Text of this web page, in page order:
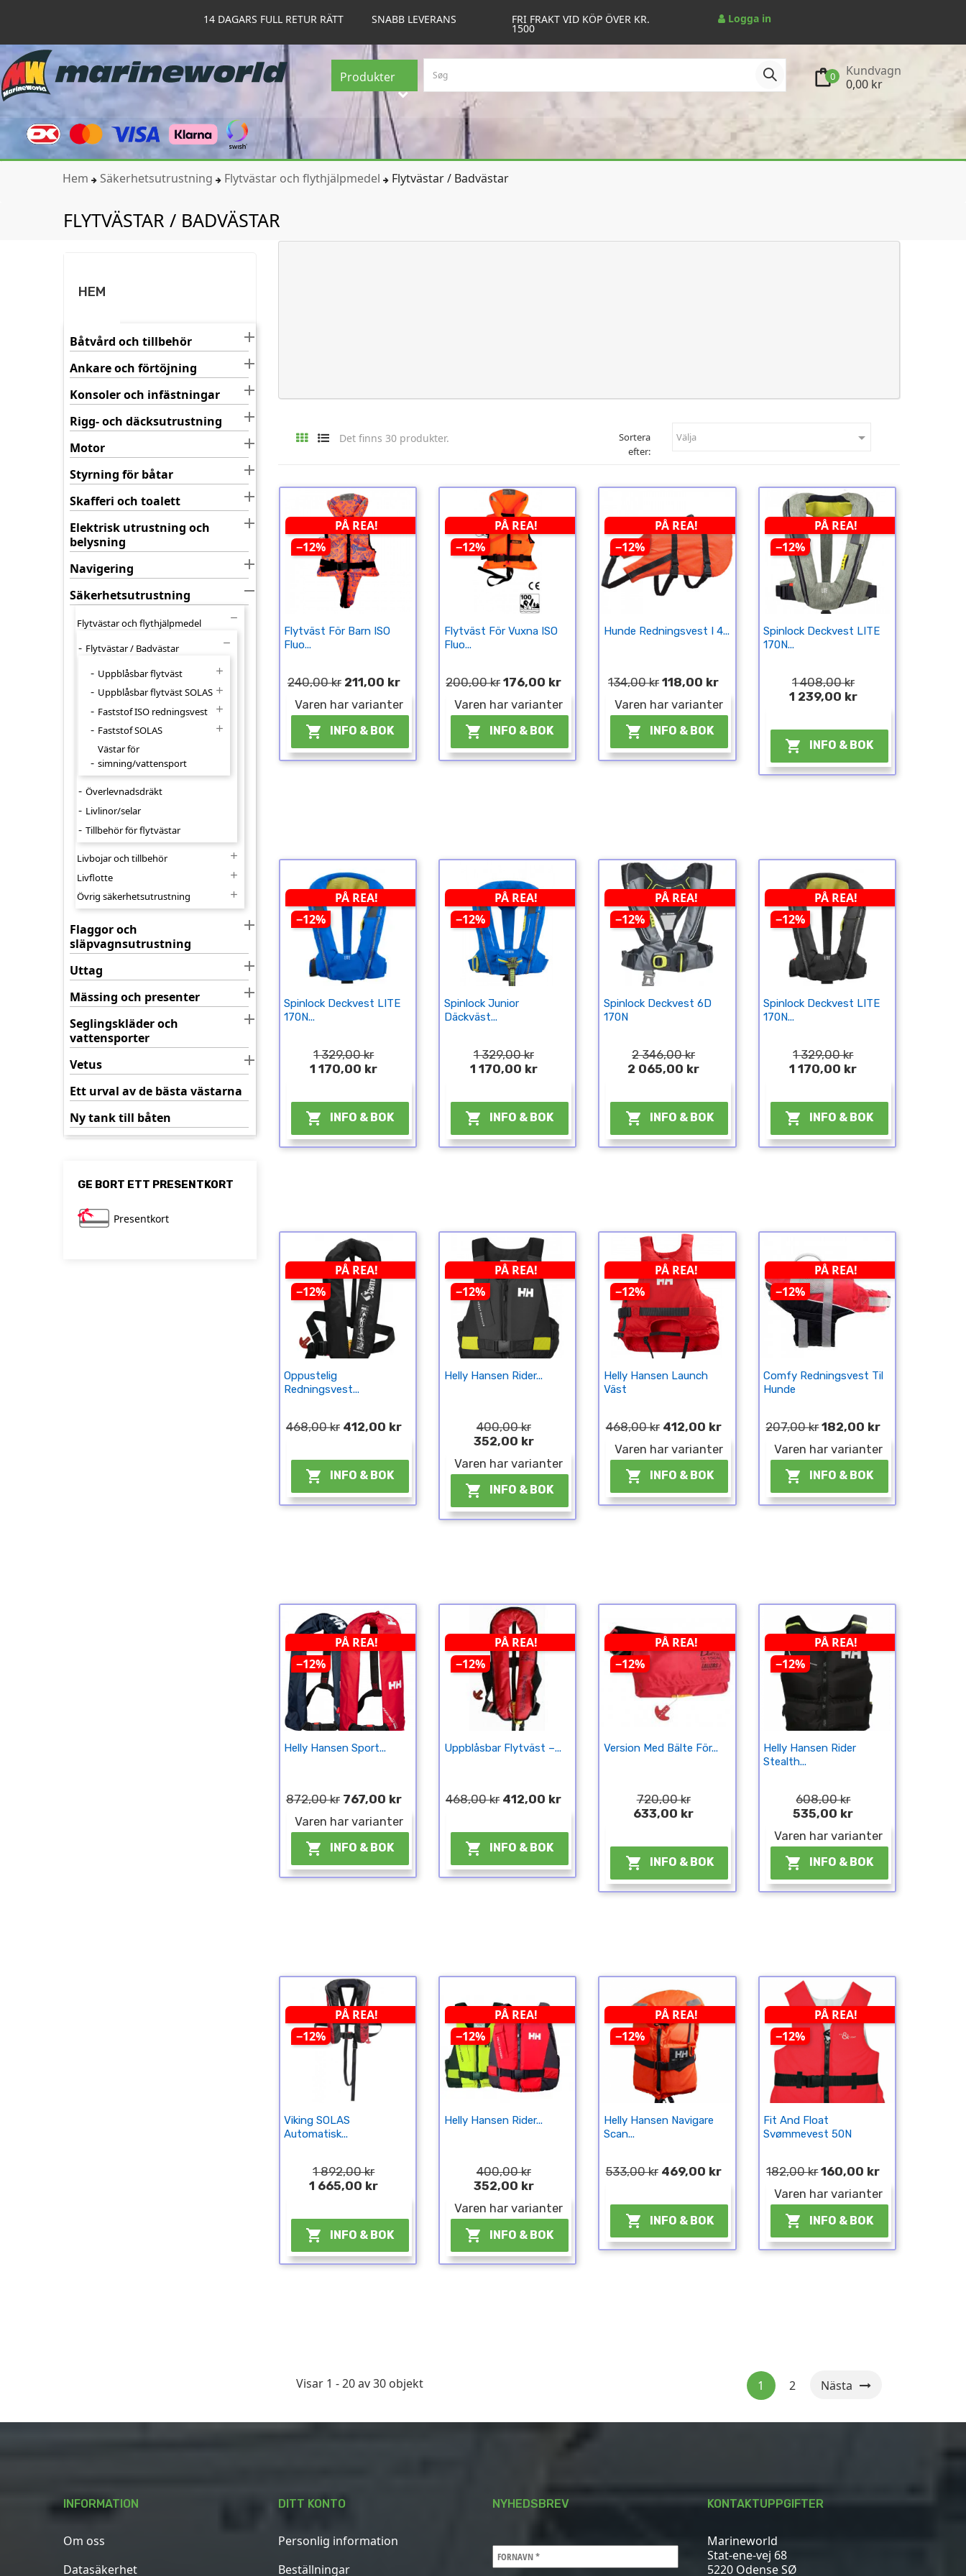
14 DAGARS FULL RETUR RÄTT SNABB LEVERANS FRI FRAKT VID KÖP ÖVER KR.
1500
Logga in
Produkter 0
Kundvagn
0,00 kr
Hem Säkerhetsutrustning Flytvästar och flythjälpmedel Flytvästar / Badvästar
FLYTVÄSTAR / BADVÄSTAR
HEM
Båtvård och tillbehör 
Ankare och förtöjning 
Konsoler och infästningar 
Rigg- och däcksutrustning 
Motor 
Styrning för båtar 
Skafferi och toalett 
Elektrisk utrustning och
belysning

Navigering 
Säkerhetsutrustning 
Flytvästar och flythjälpmedel 
Flytvästar / Badvästar 
Uppblåsbar flytväst 
Uppblåsbar flytväst SOLAS 
Faststof ISO redningsvest 
Faststof SOLAS 
Västar för
simning/vattensport
Överlevnadsdräkt
Livlinor/selar
Tillbehör för flytvästar
Livbojar och tillbehör 
Livflotte 
Övrig säkerhetsutrustning 
Flaggor och
släpvagnsutrustning

Uttag 
Mässing och presenter 
Seglingskläder och
vattensporter

Vetus 
Ett urval av de bästa västarna
Ny tank till båten
GE BORT ETT PRESENTKORT
Presentkort
Det finns 30 produkter.
Sortera
efter:
Välja 
PÅ REA!
−12%
Flytväst För Barn ISO
Fluo...
240,00 kr 211,00 kr
Varen har varianter
 INFO & BOK
PÅ REA!
−12%
Flytväst För Vuxna ISO
Fluo...
200,00 kr 176,00 kr
Varen har varianter
 INFO & BOK
PÅ REA!
−12%
Hunde Redningsvest I 4...
134,00 kr 118,00 kr
Varen har varianter
 INFO & BOK
PÅ REA!
−12%
Spinlock Deckvest LITE
170N...
1 408,00 kr
1 239,00 kr
 INFO & BOK
PÅ REA!
−12%
Spinlock Deckvest LITE
170N...
1 329,00 kr
1 170,00 kr
 INFO & BOK
PÅ REA!
−12%
Spinlock Junior
Däckväst...
1 329,00 kr
1 170,00 kr
 INFO & BOK
PÅ REA!
−12%
Spinlock Deckvest 6D
170N
2 346,00 kr
2 065,00 kr
 INFO & BOK
PÅ REA!
−12%
Spinlock Deckvest LITE
170N...
1 329,00 kr
1 170,00 kr
 INFO & BOK
PÅ REA!
−12%
Oppustelig
Redningsvest...
468,00 kr 412,00 kr
 INFO & BOK
PÅ REA!
−12%
Helly Hansen Rider...
400,00 kr
352,00 kr
Varen har varianter
 INFO & BOK
PÅ REA!
−12%
Helly Hansen Launch
Väst
468,00 kr 412,00 kr
Varen har varianter
 INFO & BOK
PÅ REA!
−12%
Comfy Redningsvest Til
Hunde
207,00 kr 182,00 kr
Varen har varianter
 INFO & BOK
PÅ REA!
−12%
Helly Hansen Sport...
872,00 kr 767,00 kr
Varen har varianter
 INFO & BOK
PÅ REA!
−12%
Uppblåsbar Flytväst –...
468,00 kr 412,00 kr
 INFO & BOK
PÅ REA!
−12%
Version Med Bälte För...
720,00 kr
633,00 kr
 INFO & BOK
PÅ REA!
−12%
Helly Hansen Rider
Stealth...
608,00 kr
535,00 kr
Varen har varianter
 INFO & BOK
PÅ REA!
−12%
Viking SOLAS
Automatisk...
1 892,00 kr
1 665,00 kr
 INFO & BOK
PÅ REA!
−12%
Helly Hansen Rider...
400,00 kr
352,00 kr
Varen har varianter
 INFO & BOK
PÅ REA!
−12%
Helly Hansen Navigare
Scan...
533,00 kr 469,00 kr
 INFO & BOK
PÅ REA!
−12%
Fit And Float
Svømmevest 50N
182,00 kr 160,00 kr
Varen har varianter
 INFO & BOK
Visar 1 - 20 av 30 objekt 1 2 Nästa
INFORMATION
Om oss
Datasäkerhet
DITT KONTO
Personlig information
Beställningar
NYHEDSBREV KONTAKTUPPGIFTER
Marineworld
Stat-ene-vej 68
5220 Odense SØ